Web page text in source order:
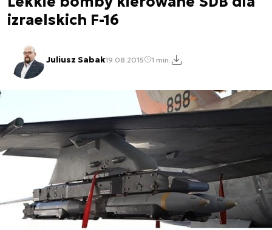
izraelskich F-16
Juliusz Sabak19.08.2015 1 min.